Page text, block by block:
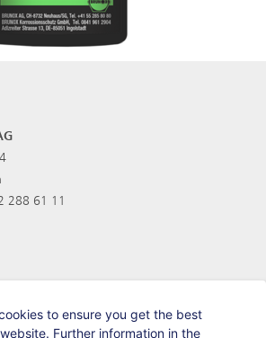
288 61 11
to ensure you get the best
Further information in the